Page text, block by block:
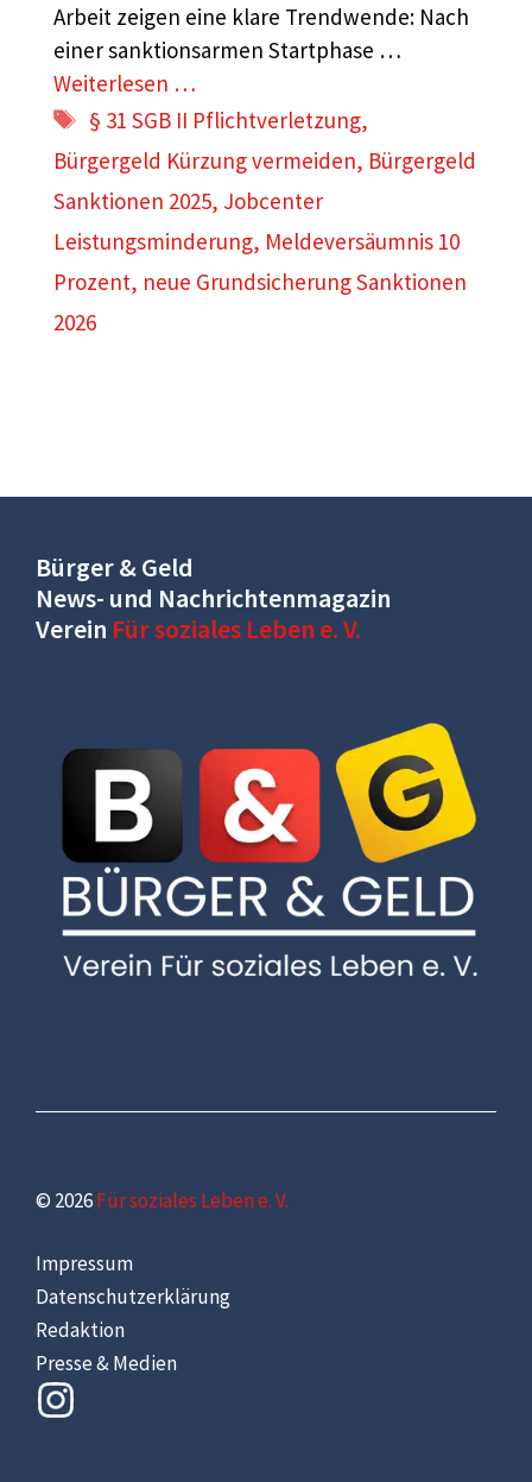
Arbeit zeigen eine klare Trendwende: Nach
einer sanktionsarmen Startphase …
Weiterlesen …
Schlagwörter
§ 31 SGB II Pflichtverletzung,
Bürgergeld Kürzung vermeiden, Bürgergeld
Sanktionen 2025, Jobcenter
Leistungsminderung, Meldeversäumnis 10
Prozent, neue Grundsicherung Sanktionen
2026
Bürger & Geld
News- und Nachrichtenmagazin
Verein Für soziales Leben e. V.
© 2026Für soziales Leben e. V.
Impressum
Datenschutzerklärung
Redaktion
Presse & Medien